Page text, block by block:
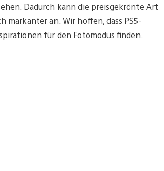
Dadurch kann die preisgekrönte Art
an. Wir hoffen, dass PS5-
für den Fotomodus finden.